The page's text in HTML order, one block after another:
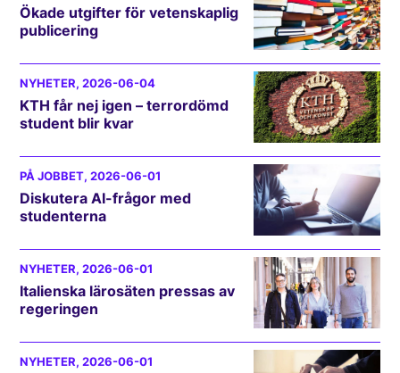
Ökade utgifter för vetenskaplig
publicering
NYHETER, 2026-06-04
KTH får nej igen – terrordömd
student blir kvar
PÅ JOBBET, 2026-06-01
Diskutera AI-frågor med
studenterna
NYHETER, 2026-06-01
Italienska lärosäten pressas av
regeringen
NYHETER, 2026-06-01